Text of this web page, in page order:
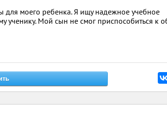
моего ребенка. Я ищу надежное учебное
ученику. Мой сын не смог приспособиться к